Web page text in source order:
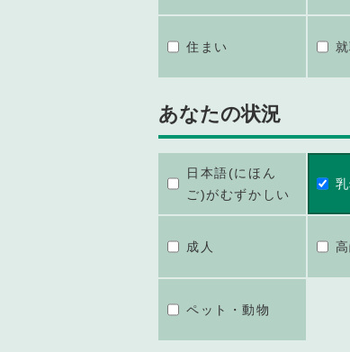
住まい
あなたの状況
日本語(にほん
ご)がむずかしい
成人
ペット・動物